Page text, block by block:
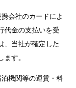
会社のカードによ
代金の支払いを受
、当社が確定した
す。
機関等の運賃・料